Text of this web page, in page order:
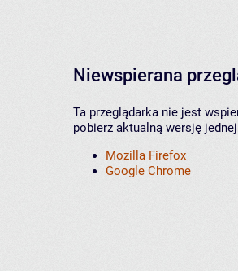
Niewspierana
Ta przeglądarka nie jest
pobierz aktualną wersję
Mozilla Firefox
Google Chrome